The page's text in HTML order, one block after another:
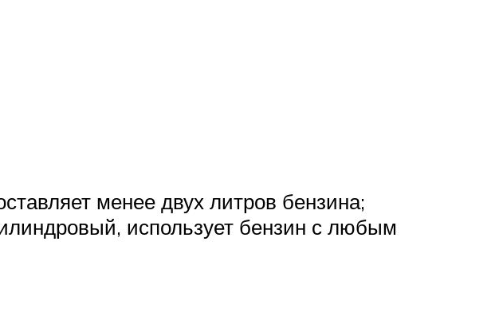
менее двух литров бензина;
использует бензин с любым